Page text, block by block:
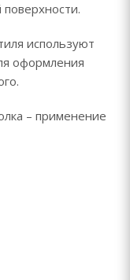
используют
оформления
– применение